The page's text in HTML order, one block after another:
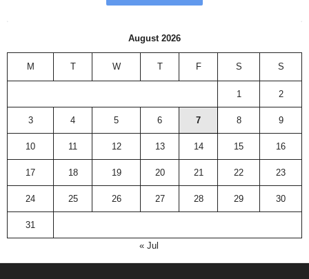
August 2026
M T W T F S S
1 2
3 4 5 6 7 8 9
10 11 12 13 14 15 16
17 18 19 20 21 22 23
24 25 26 27 28 29 30
31
« Jul